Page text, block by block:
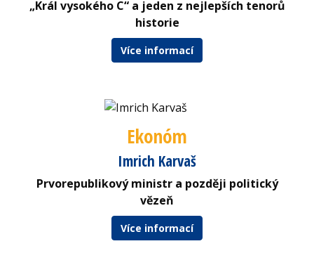
„Král vysokého C“ a jeden z nejlepších tenorů
historie
Více informací
Ekonóm
Imrich Karvaš
Prvorepublikový ministr a později politický
vězeň
Více informací